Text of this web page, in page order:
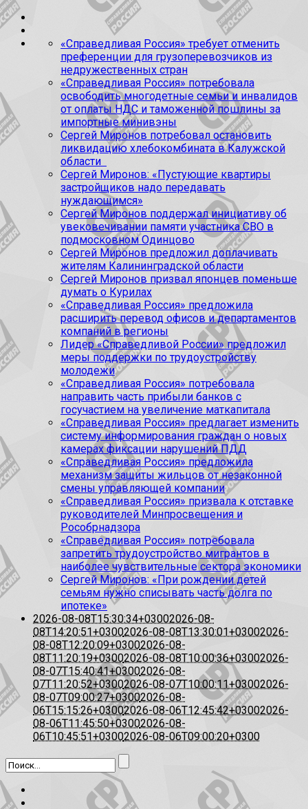
«Справедливая Россия» требует отменить
преференции для грузоперевозчиков из
недружественных стран
«Справедливая Россия» потребовала
освободить многодетные семьи и инвалидов
от оплаты НДС и таможенной пошлины за
импортные минивэны
Сергей Миронов потребовал остановить
ликвидацию хлебокомбината в Калужской
области
Сергей Миронов: «Пустующие квартиры
застройщиков надо передавать
нуждающимся»
Сергей Миронов поддержал инициативу об
увековечивании памяти участника СВО в
подмосковном Одинцово
Сергей Миронов предложил доплачивать
жителям Калининградской области
Сергей Миронов призвал японцев поменьше
думать о Курилах
«Справедливая Россия» предложила
расширить перевод офисов и департаментов
компаний в регионы
Лидер «Справедливой России» предложил
меры поддержки по трудоустройству
молодежи
«Справедливая Россия» потребовала
направить часть прибыли банков с
госучастием на увеличение маткапитала
«Справедливая Россия» предлагает изменить
систему информирования граждан о новых
камерах фиксации нарушений ПДД
«Справедливая Россия» предложила
механизм защиты жильцов от незаконной
смены управляющей компании
«Справедливая Россия» призвала к отставке
руководителей Минпросвещения и
Рособрнадзора
«Справедливая Россия» потребовала
запретить трудоустройство мигрантов в
наиболее чувствительные сектора экономики
Сергей Миронов: «При рождении детей
семьям нужно списывать часть долга по
ипотеке»
2026-08-08T15:30:34+03002026-08-
08T14:20:51+03002026-08-08T13:30:01+03002026-
08-08T12:20:09+03002026-08-
08T11:20:19+03002026-08-08T10:00:36+03002026-
08-07T15:40:41+03002026-08-
07T11:20:52+03002026-08-07T10:00:11+03002026-
08-07T09:00:27+03002026-08-
06T15:15:26+03002026-08-06T12:45:42+03002026-
08-06T11:45:50+03002026-08-
06T10:45:51+03002026-08-06T09:00:20+0300